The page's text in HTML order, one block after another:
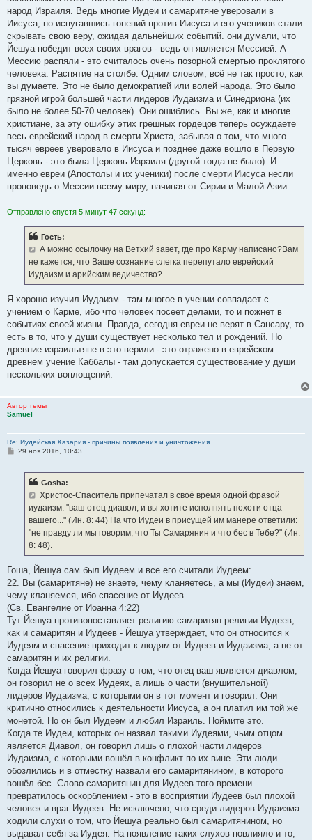
народ Израиля. Ведь многие Иудеи и самаритяне уверовали в
Иисуса, но испугавшись гонений против Иисуса и его учеников стали
скрывать свою веру, ожидая дальнейших событий. они думали, что
Йешуа победит всех своих врагов - ведь он является Мессией. А
Мессию распяли - это считалось очень позорной смертью проклятого
человека. Распятие на столбе. Одним словом, всё не так просто, как
вы думаете. Это не было демократией или волей народа. Это было
грязной игрой большей части лидеров Иудаизма и Синедриона (их
было не более 50-70 человек). Они ошиблись. Вы же, как и многие
христиане, за эту ошибку этих грешных гордецов теперь осуждаете
весь еврейский народ в смерти Христа, забывая о том, что много
тысяч евреев уверовало в Иисуса и позднее даже вошло в Первую
Церковь - это была Церковь Израиля (другой тогда не было). И
именно евреи (Апостолы и их ученики) после смерти Иисуса несли
проповедь о Мессии всему миру, начиная от Сирии и Малой Азии.
Отправлено спустя 5 минут 47 секунд:
Гость:
А можно ссылочку на Ветхий завет, где про Карму написано?Вам
не кажется, что Ваше сознание слегка перепутало еврейский
Иудаизм и арийским ведичество?
Я хорошо изучил Иудаизм - там многое в учении совпадает с
учением о Карме, ибо что человек посеет делами, то и пожнет в
событиях своей жизни. Правда, сегодня евреи не верят в Сансару, то
есть в то, что у души существует несколько тел и рождений. Но
древние израильтяне в это верили - это отражено в еврейском
древнем учение Каббалы - там допускается существование у души
нескольких воплощений.
Автор темы
Samuel
Re: Иудейская Хазария - причины появления и уничтожения.
С29 ноя 2016, 10:43
Gosha:
Христос-Спаситель припечатал в своё время одной фразой
иудаизм: "ваш отец диавол, и вы хотите исполнять похоти отца
вашего..." (Ин. 8: 44) На что Иудеи в присущей им манере ответили:
"не правду ли мы говорим, что Ты Самарянин и что бес в Тебе?" (Ин.
8: 48).
Гоша, Йешуа сам был Иудеем и все его считали Иудеем:
22. Вы (самаритяне) не знаете, чему кланяетесь, а мы (Иудеи) знаем,
чему кланяемся, ибо спасение от Иудеев.
(Св. Евангелие от Иоанна 4:22)
Тут Йешуа противопоставляет религию самаритян религии Иудеев,
как и самаритян и Иудеев - Йешуа утверждает, что он относится к
Иудеям и спасение приходит к людям от Иудеев и Иудаизма, а не от
самаритян и их религии.
Когда Йешуа говорил фразу о том, что отец ваш является диавлом,
он говорил не о всех Иудеях, а лишь о части (внушительной)
лидеров Иудаизма, с которыми он в тот момент и говорил. Они
критично относились к деятельности Иисуса, а он платил им той же
монетой. Но он был Иудеем и любил Израиль. Поймите это.
Когда те Иудеи, которых он назвал такими Иудеями, чьим отцом
является Диавол, он говорил лишь о плохой части лидеров
Иудаизма, с которыми вошёл в конфликт по их вине. Эти люди
обозлились и в отместку назвали его самаритянином, в которого
вошёл бес. Слово самаритянин для Иудеев того времени
превратилось оскорблением - это в восприятии Иудеев был плохой
человек и враг Иудеев. Не исключено, что среди лидеров Иудаизма
ходили слухи о том, что Йешуа реально был самаритянином, но
выдавал себя за Иудея. На появление таких слухов повлияло и то,